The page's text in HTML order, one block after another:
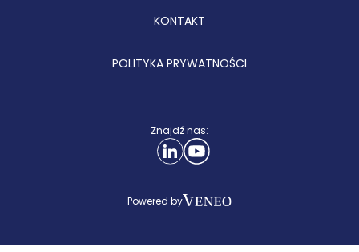
KONTAKT
POLITYKA PRYWATNOŚCI
Znajdź nas:
Powered by